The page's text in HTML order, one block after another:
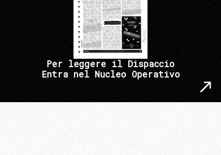
Per leggere il Dispaccio
Entra nel Nucleo Operativo